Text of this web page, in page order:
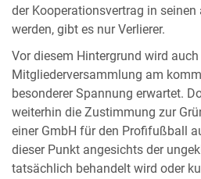
der Kooperationsvertrag in
werden, gibt es nur Verlierer.
Vor diesem Hintergrund wird auch
Mitgliederversammlung am
besonderer Spannung erwartet.
weiterhin die Zustimmung zur
einer GmbH für den Profifußball
dieser Punkt angesichts der
tatsächlich behandelt wird oder